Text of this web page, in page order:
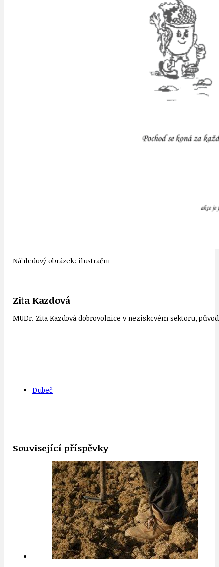
Náhledový obrázek: ilustrační
Zita Kazdová
MUDr. Zita Kazdová dobrovolnice v neziskovém sektoru,
Dubeč
Související příspěvky